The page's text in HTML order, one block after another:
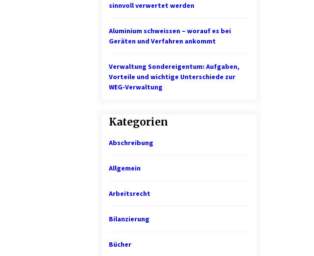
sinnvoll verwertet werden
Aluminium schweissen – worauf es bei
Geräten und Verfahren ankommt
Verwaltung Sondereigentum: Aufgaben,
Vorteile und wichtige Unterschiede zur
WEG-Verwaltung
Kategorien
Abschreibung
Allgemein
Arbeitsrecht
Bilanzierung
Bücher